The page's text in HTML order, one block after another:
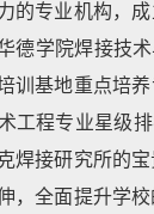
的专业机构，
德学院焊接技
训基地重点培
工程专业星级
焊接研究所的
，全面提升学